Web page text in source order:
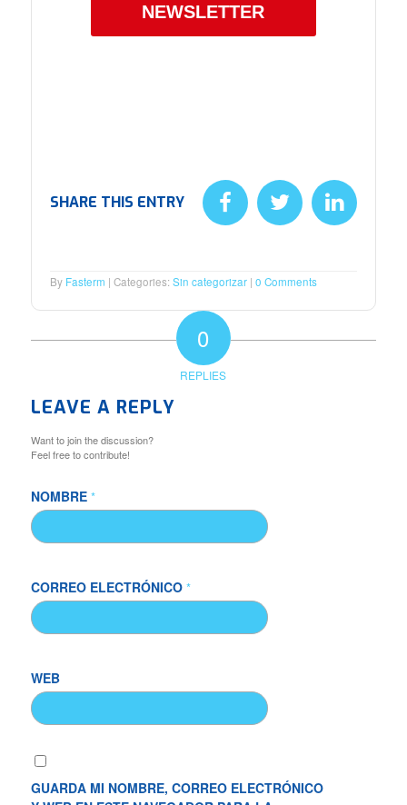
NEWSLETTER
SHARE THIS ENTRY
By Fasterm Categories: Sin categorizar 0 Comments
0
REPLIES
LEAVE A REPLY
Want to join the discussion?
Feel free to contribute!
NOMBRE *
CORREO ELECTRÓNICO *
WEB
GUARDA MI NOMBRE, CORREO ELECTRÓNICO